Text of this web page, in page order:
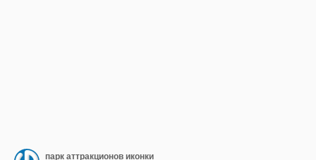
парк аттракционов иконки